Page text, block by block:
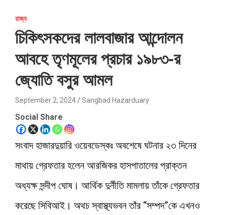
রাজ্য
চিকিৎসকদের লালবাজার আন্দোলন
আবহে তৃণমূলের প্রচার ১৯৮৩-র
জ্যোতি বসুর আমল
September 2, 2024 Sangbad Hazarduary
Social Share
সংবাদ হাজারদুয়ারি ওয়েবডেস্কঃ অবশেষে ঘটনার ২৩ দিনের
মাথায় গ্রেফতার হলেন আরজিকর হাসপাতালের প্রাক্তন
অধ্যক্ষ সন্দীপ ঘোষ। আর্থিক দুর্নীতি মামলায় তাঁকে গ্রেফতার
করেছে সিবিআই। অথচ স্বাস্থ্যভবন তাঁর “সম্পদ”কে এখনও